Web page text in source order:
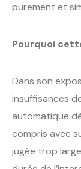
purement et
Pourquoi
Dans son
insuffisances
automatique
compris avec
jugée trop